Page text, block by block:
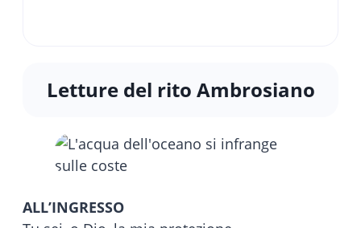
Letture del rito Ambrosiano
ALL’INGRESSO